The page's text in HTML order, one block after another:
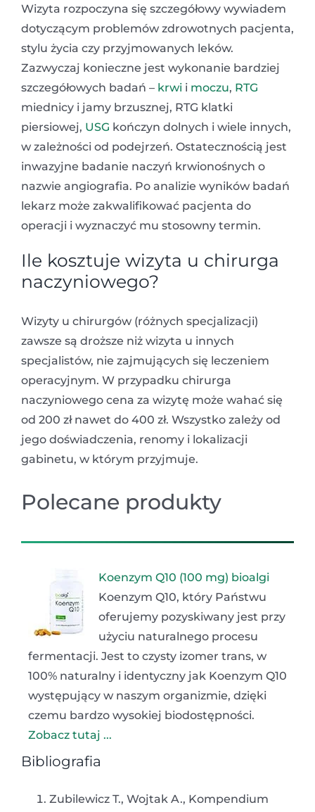
Wizyta rozpoczyna się szczegółowy wywiadem
dotyczącym problemów zdrowotnych pacjenta,
stylu życia czy przyjmowanych leków.
Zazwyczaj konieczne jest wykonanie bardziej
szczegółowych badań – krwi i moczu, RTG
miednicy i jamy brzusznej, RTG klatki
piersiowej, USG kończyn dolnych i wiele innych,
w zależności od podejrzeń. Ostatecznością jest
inwazyjne badanie naczyń krwionośnych o
nazwie angiografia. Po analizie wyników badań
lekarz może zakwalifikować pacjenta do
operacji i wyznaczyć mu stosowny termin.
Ile kosztuje wizyta u chirurga
naczyniowego?
Wizyty u chirurgów (różnych specjalizacji)
zawsze są droższe niż wizyta u innych
specjalistów, nie zajmujących się leczeniem
operacyjnym. W przypadku chirurga
naczyniowego cena za wizytę może wahać się
od 200 zł nawet do 400 zł. Wszystko zależy od
jego doświadczenia, renomy i lokalizacji
gabinetu, w którym przyjmuje.
Polecane produkty
Koenzym Q10 (100 mg) bioalgi
Koenzym Q10, który Państwu
oferujemy pozyskiwany jest przy
użyciu naturalnego procesu
fermentacji. Jest to czysty izomer trans, w
100% naturalny i identyczny jak Koenzym Q10
występujący w naszym organizmie, dzięki
czemu bardzo wysokiej biodostępności.
Zobacz tutaj ...
Bibliografia
Zubilewicz T., Wojtak A., Kompendium